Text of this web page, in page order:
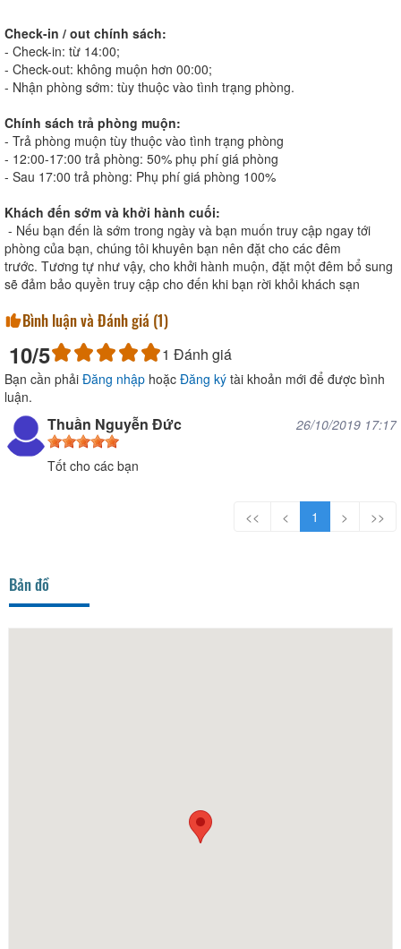
Check-in / out chính sách:
- Check-in: từ 14:00;
- Check-out: không muộn hơn 00:00;
- Nhận phòng sớm: tùy thuộc vào tình trạng phòng.
Chính sách trả phòng muộn:
- Trả phòng muộn tùy thuộc vào tình trạng phòng
- 12:00-17:00 trả phòng: 50% phụ phí giá phòng
- Sau 17:00 trả phòng: Phụ phí giá phòng 100%
Khách đến sớm và khởi hành cuối:
- Nếu bạn đến là sớm trong ngày và bạn muốn truy cập ngay tới
phòng của bạn, chúng tôi khuyên bạn nên đặt cho các đêm
trước. Tương tự như vậy, cho khởi hành muộn, đặt một đêm bổ sung
sẽ đảm bảo quyền truy cập cho đến khi bạn rời khỏi khách sạn
Bình luận và Đánh giá (1)
10/5 1 Đánh giá
Bạn cần phải Đăng nhập hoặc Đăng ký tài khoản mới để được bình
luận.
Thuần Nguyễn Đức 26/10/2019 17:17
Tốt cho các bạn
<< < 1 > >>
Bản đồ